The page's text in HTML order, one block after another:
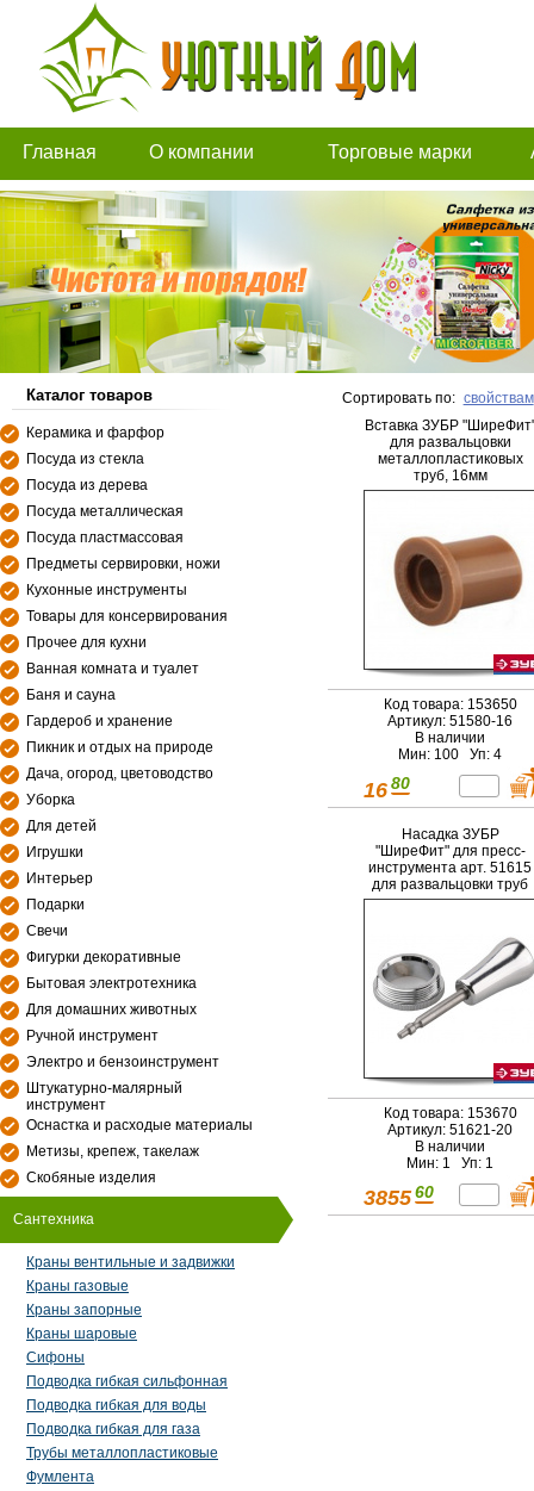
Главная О компании Торговые марки
Каталог товаров
Керамика и фарфор
Посуда из стекла
Посуда из дерева
Посуда металлическая
Посуда пластмассовая
Предметы сервировки, ножи
Кухонные инструменты
Товары для консервирования
Прочее для кухни
Ванная комната и туалет
Баня и сауна
Гардероб и хранение
Пикник и отдых на природе
Дача, огород, цветоводство
Уборка
Для детей
Игрушки
Интерьер
Подарки
Свечи
Фигурки декоративные
Бытовая электротехника
Для домашних животных
Ручной инструмент
Электро и бензоинструмент
Штукатурно-малярный
инструмент
Оснастка и расходые материалы
Метизы, крепеж, такелаж
Скобяные изделия
Сантехника
Краны вентильные и задвижки
Краны газовые
Краны запорные
Краны шаровые
Сифоны
Подводка гибкая сильфонная
Подводка гибкая для воды
Подводка гибкая для газа
Трубы металлопластиковые
Фумлента
Сортировать по: свойствам
Вставка ЗУБР
для развальцовки
металлопластиковых
труб, 16мм
Код товара: 153650
Артикул: 51580-16
В наличии
Мин: 100 Уп: 4
16 80
Насадка ЗУБР
"ШиреФит" для пресс-
инструмента арт. 51615
для развальцовки труб
20мм
Код товара: 153670
Артикул: 51621-20
В наличии
Мин: 1 Уп: 1
3855 60